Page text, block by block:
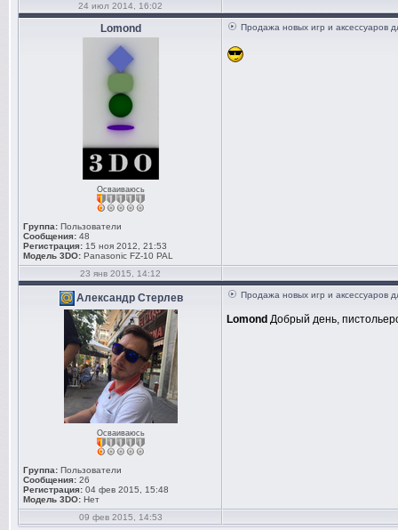
24 июл 2014, 16:02
Lomond
Осваиваюсь
Группа: Пользователи
Сообщения: 48
Регистрация: 15 ноя 2012, 21:53
Модель 3DO: Panasonic FZ-10 PAL
Продажа новых игр и аксессуаров
23 янв 2015, 14:12
Александр Стерлев
Осваиваюсь
Группа: Пользователи
Сообщения: 26
Регистрация: 04 фев 2015, 15:48
Модель 3DO: Нет
Продажа новых игр и аксессуаров
Lomond Добрый день,
09 фев 2015, 14:53